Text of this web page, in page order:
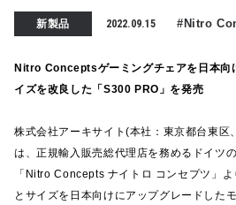
新製品 2022.09.15 #Nitro
Nitro Conceptsゲーミングチェアを日本
イズを改良した「S300 PRO」を発売
株式会社アーキサイト(本社：東京都台東区
は、正規輸入販売総代理店を務めるドイツ
「Nitro Concepts ナイトロ コンセプツ」
とサイズを日本向けにアップグレードした